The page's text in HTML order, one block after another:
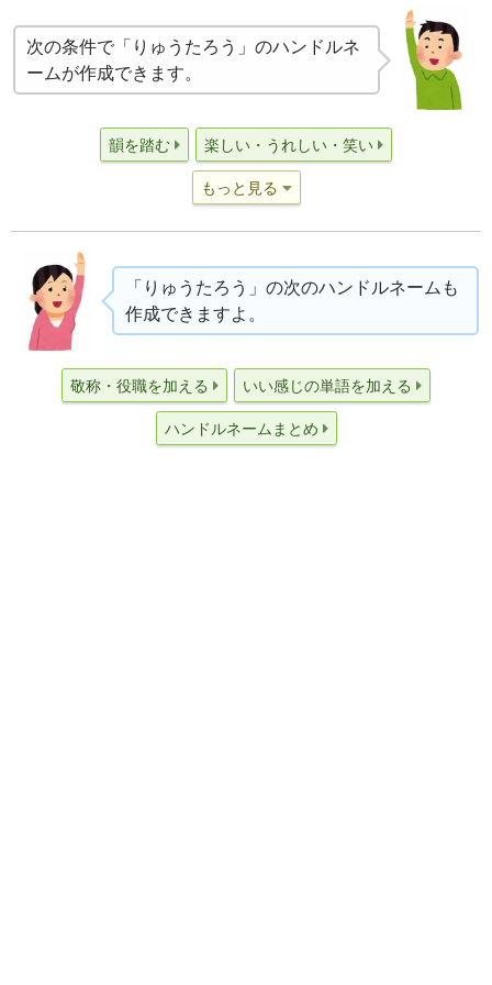
次の条件で「りゅうたろう」のハンドルネ
ームが作成できます。
韻を踏む 楽しい・うれしい・笑い
もっと見る
「りゅうたろう」の次のハンドルネームも
作成できますよ。
敬称・役職を加える いい感じの単語を加える
ハンドルネームまとめ